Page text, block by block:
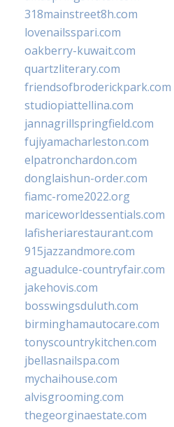
318mainstreet8h.com
lovenailsspari.com
oakberry-kuwait.com
quartzliterary.com
friendsofbroderickpark.com
studiopiattellina.com
jannagrillspringfield.com
fujiyamacharleston.com
elpatronchardon.com
donglaishun-order.com
fiamc-rome2022.org
mariceworldessentials.com
lafisheriarestaurant.com
915jazzandmore.com
aguadulce-countryfair.com
jakehovis.com
bosswingsduluth.com
birminghamautocare.com
tonyscountrykitchen.com
jbellasnailspa.com
mychaihouse.com
alvisgrooming.com
thegeorginaestate.com